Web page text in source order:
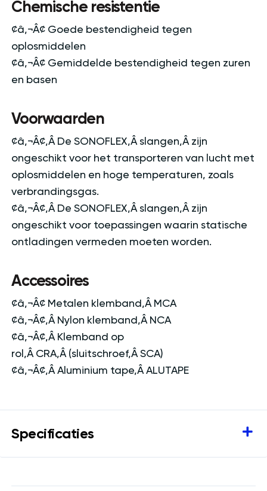
Chemische resistentie
¢â‚¬Â¢ Goede bestendigheid tegen
oplosmiddelen
¢â‚¬Â¢ Gemiddelde bestendigheid tegen zuren
en basen
Voorwaarden
¢â‚¬Â¢‚Â De SONOFLEX‚Â slangen‚Â zijn
ongeschikt voor het transporteren van lucht met
oplosmiddelen en hoge temperaturen, zoals
verbrandingsgas.
¢â‚¬Â¢‚Â De SONOFLEX‚Â slangen‚Â zijn
ongeschikt voor toepassingen waarin statische
ontladingen vermeden moeten worden.
Accessoires
¢â‚¬Â¢ Metalen klemband‚Â MCA
¢â‚¬Â¢‚Â Nylon klemband‚Â NCA
¢â‚¬Â¢‚Â Klemband op
rol‚Â CRA‚Â (sluitschroef‚Â SCA)
¢â‚¬Â¢‚Â Aluminium tape‚Â ALUTAPE
Specificaties